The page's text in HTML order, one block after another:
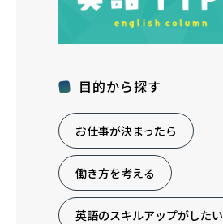
目的から探す
お仕事が決まったら
働き方を考える
英語のスキルアップがしたい